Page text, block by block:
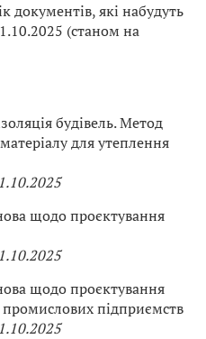
документів, які набудуть
(станом на
будівель. Метод
для утеплення
щодо проєктування
щодо проєктування
підприємств